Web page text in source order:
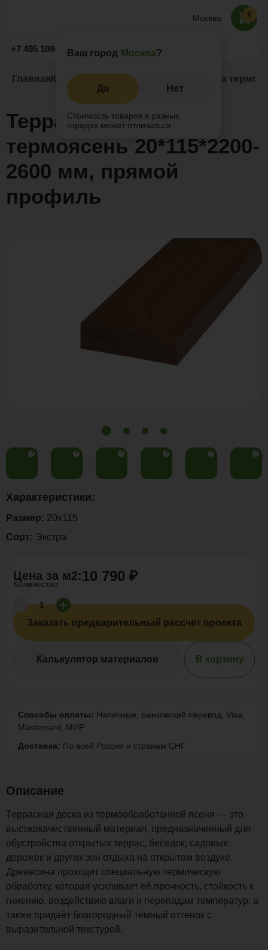
Москва
Ваш город Москва?
Да Нет
Стоимость товаров в разных
городах может отличаться
+7 495 109-52-09 Заказать звонок
0
Главная Каталог Термоясень Террасная доска
Террасная доска
термоясень 20*115*2200-
2600 мм, прямой
профиль
? ? ? ? ? ?
Цена за м2:10 790 ₽
Количество:
Заказать предварительный рассчёт проекта
Калькулятор материалов В корзину
Способы оплаты: Наличные, Банковский перевод, Visa,
Mastercard, МИР
Доставка: По всей России и странам СНГ
Характеристики:
Размер: 20x115
Сорт: Экстра
Описание
Террасная доска из термообработанной ясеня — это
высококачественный материал, предназначенный для
обустройства открытых террас, беседок, садовых
дорожек и других зон отдыха на открытом воздухе.
Древесина проходит специальную термическую
обработку, которая усиливает её прочность, стойкость к
гниению, воздействию влаги и перепадам температур, а
также придаёт благородный тёмный оттенок с
выразительной текстурой.